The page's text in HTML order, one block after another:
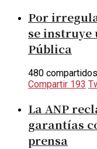
Por
se instruye
Pública
480 compartidos
Compartir 193
La ANP
garantías
prensa